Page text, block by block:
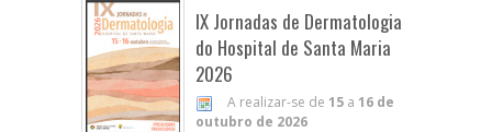
IX Jornadas de Dermatologia
do Hospital de Santa Maria
2026
A realizar-se de 15 a 16 de
outubro de 2026